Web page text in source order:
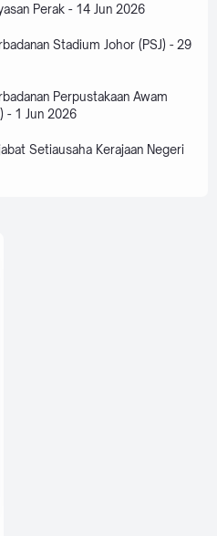
Perak - 14 Jun 2026
Stadium Johor (PSJ) - 29
Perpustakaan Awam
- 1 Jun 2026
Setiausaha Kerajaan Negeri